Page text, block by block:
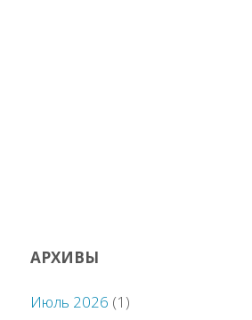
АРХИВЫ
Июль 2026 (1)